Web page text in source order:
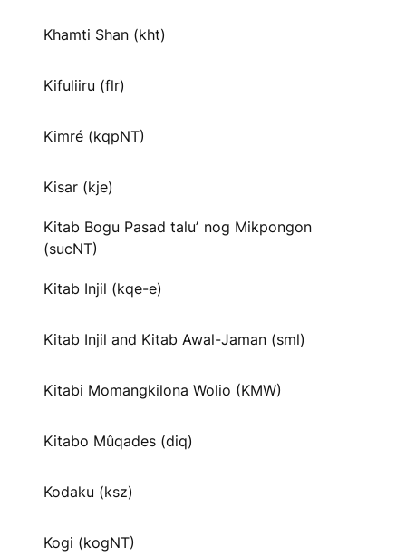
Khamti Shan (kht)
Kifuliiru (flr)
Kimré (kqpNT)
Kisar (kje)
Kitab Bogu Pasad taluʼ nog Mikpongon
(sucNT)
Kitab Injil (kqe-e)
Kitab Injil and Kitab Awal-Jaman (sml)
Kitabi Momangkilona Wolio (KMW)
Kitabo Mûqades (diq)
Kodaku (ksz)
Kogi (kogNT)